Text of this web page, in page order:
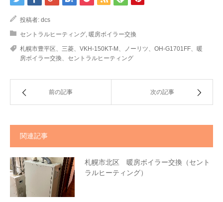
投稿者: dcs
セントラルヒーティング 暖房ボイラー交換
札幌市豊平区、三菱、VKH-150KT-M、ノーリツ、OH-G1701FF、暖
房ボイラー交換、セントラルヒーティング
前の記事 次の記事
関連記事
札幌市北区 暖房ボイラー交換（セント
ラルヒーティング）